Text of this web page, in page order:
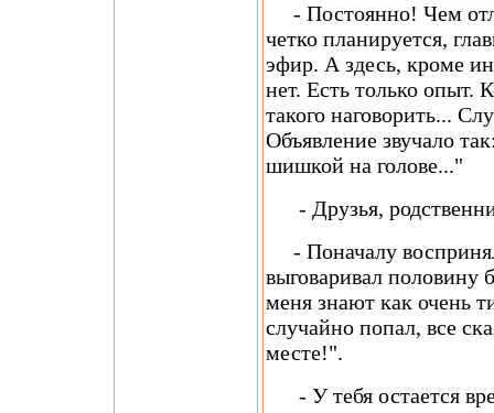
- Постоянно! Чем
четко планируется,
эфир. А здесь, кроме
нет. Есть только опыт.
такого наговорить...
Объявление звучало
шишкой на голове..."
- Друзья,
- Поначалу
выговаривал половину
меня знают как очень
случайно попал, все
месте!".
- У тебя остается